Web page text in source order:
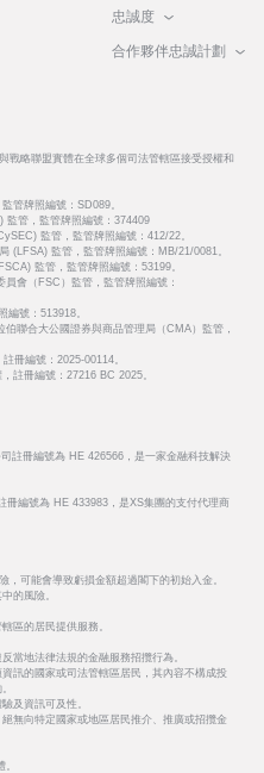
忠誠度
合作夥伴忠誠計劃
戰略聯盟實體在全球多個司法管轄區接受授權和
管牌照編號：SD089。
監管，監管牌照編號：374409
監管，監管牌照編號：412/22。
(LFSA) 監管，監管牌照編號：MB/21/0081。
監管，監管牌照編號：53199。
會（FSC）監管，監管牌照編號：
編號：513918。
聯合大公國證券與商品管理局（CMA）監管，
冊編號：2025-00114。
註冊編號：27216 BC 2025。
註冊編號為 HE 426566，是一家金融科技解決
冊編號為 HE 433983，是XS集團的支付代理商
，可能會導致虧損金額超過閣下的初始入金。
的風險。
區的居民提供服務。
當地法律法規的金融服務招攬行為。
訊的國家或司法管轄區居民，其內容不構成投
及資訊可及性。
無向特定國家或地區居民推介、推廣或招攬金